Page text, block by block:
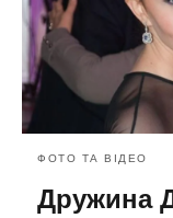
ФОТО ТА ВІДЕО
Дружина